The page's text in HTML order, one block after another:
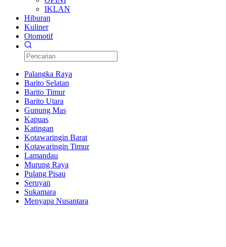
IKLAN
Hiburan
Kuliner
Otomotif
Palangka Raya
Barito Selatan
Barito Timur
Barito Utara
Gunung Mas
Kapuas
Katingan
Kotawaringin Barat
Kotawaringin Timur
Lamandau
Murung Raya
Pulang Pisau
Seruyan
Sukamara
Menyapa Nusantara